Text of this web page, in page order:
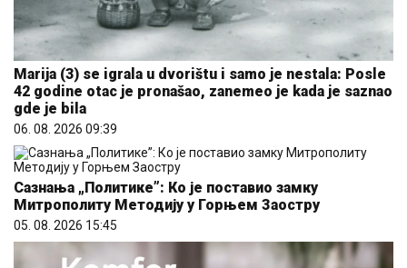
Marija (3) se igrala u dvorištu i samo je nestala: Posle
42 godine otac je pronašao, zanemeo je kada je saznao
gde je bila
06. 08. 2026 09:39
Сазнања „Политике”: Ко је поставио замку
Митрополиту Методију у Горњем Заостру
05. 08. 2026 15:45